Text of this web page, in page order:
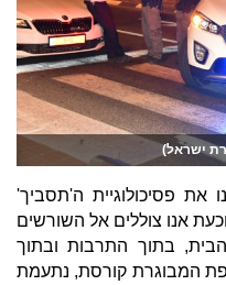
ישראל)
את פסיכולוגיית ה'תסביך'
אנו צוללים אל השורשים
בתוך התרבות ובתוך
המבוגרת קורסת, נתעמת